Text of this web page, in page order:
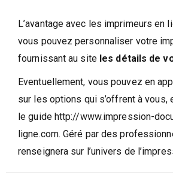
L’avantage avec les imprimeurs en
vous pouvez personnaliser votre
fournissant au site les détails de
Eventuellement, vous pouvez en
sur les options qui s’offrent à vous,
le guide http://www.impression-
ligne.com. Géré par des
renseignera sur l’univers de